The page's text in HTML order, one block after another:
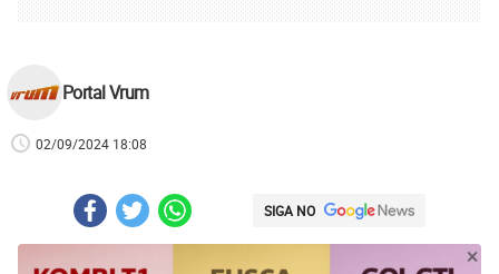
Portal Vrum
02/09/2024 18:08
SIGA NO